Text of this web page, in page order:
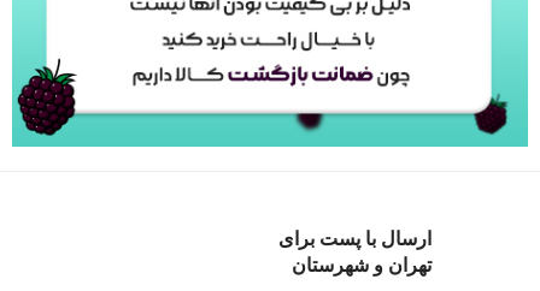
ارسال با پست برای
تهران و شهرستان